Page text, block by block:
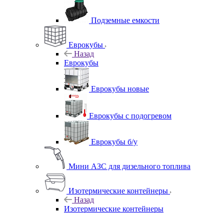
Подземные емкости
Еврокубы
Назад
Еврокубы
Еврокубы новые
Еврокубы с подогревом
Еврокубы б/у
Мини АЗС для дизельного топлива
Изотермические контейнеры
Назад
Изотермические контейнеры